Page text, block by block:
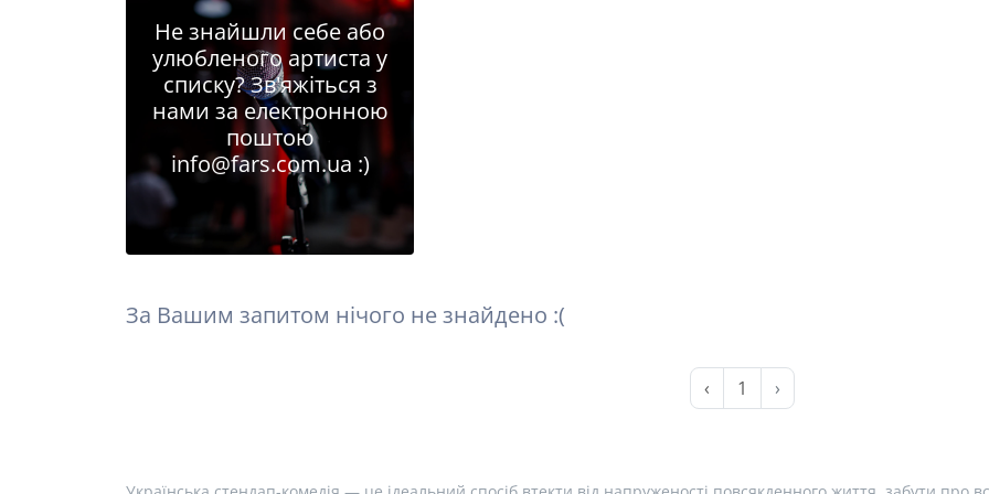
Не знайшли себе або
улюбленого артиста у
списку? Зв'яжіться з
нами за електронною
поштою
info@fars.com.ua :)
За Вашим запитом нічого не знайдено :(
‹ 1 ›